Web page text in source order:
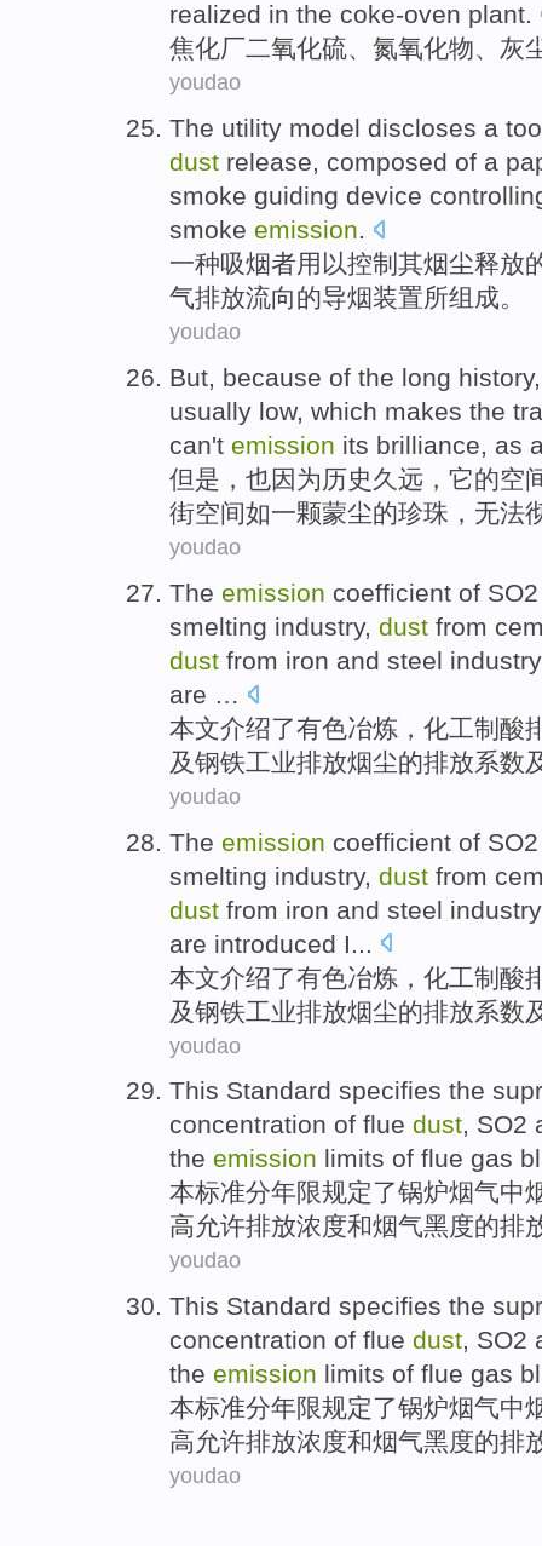
realized in the coke-oven plant.
焦化厂二氧化硫、 氮氧化物、 灰
youdao
The utility model discloses a
dust release, composed of a
smoke guiding device
smoke emission.
一种吸烟者用以控制 其烟尘释放
气排放流向的导烟装置所组成。
youdao
But, because of the long history
usually low, which makes the
can't emission its brilliance, as
但是 ，也因为历史久远 ， 它的空
街空间如一颗蒙尘的珍珠， 无法
youdao
The emission coefficient of SO2
smelting industry, dust from
dust from iron and steel industry
are …
本文介绍了有色冶炼 ， 化工制 酸
及钢铁工业排放烟尘的排放系数
youdao
The emission coefficient of SO2
smelting industry, dust from
dust from iron and steel
are introduced I...
本文介绍了有色冶炼 ， 化工制酸
及钢铁工业排放烟尘的排放系数
youdao
This Standard specifies the
concentration of flue dust, SO2
the emission limits of flue gas
本标准分年限规定了锅炉烟气中
高允许排放浓度和烟气黑度的排
youdao
This Standard specifies the
concentration of flue dust, SO2
the emission limits of flue gas
本标准分年限规定了锅炉烟气中
高允许排放浓度和烟气黑度的排
youdao